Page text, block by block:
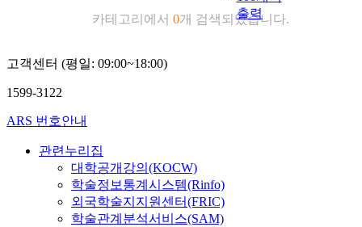
출력
카테고리에서0개 검색되었습니다.
고객센터 (평일: 09:00~18:00)
1599-3122
ARS 번호안내
관련누리집
대학공개강의(KOCW)
학술정보통계시스템(Rinfo)
외국학술지지원센터(FRIC)
학술관계분석서비스(SAM)